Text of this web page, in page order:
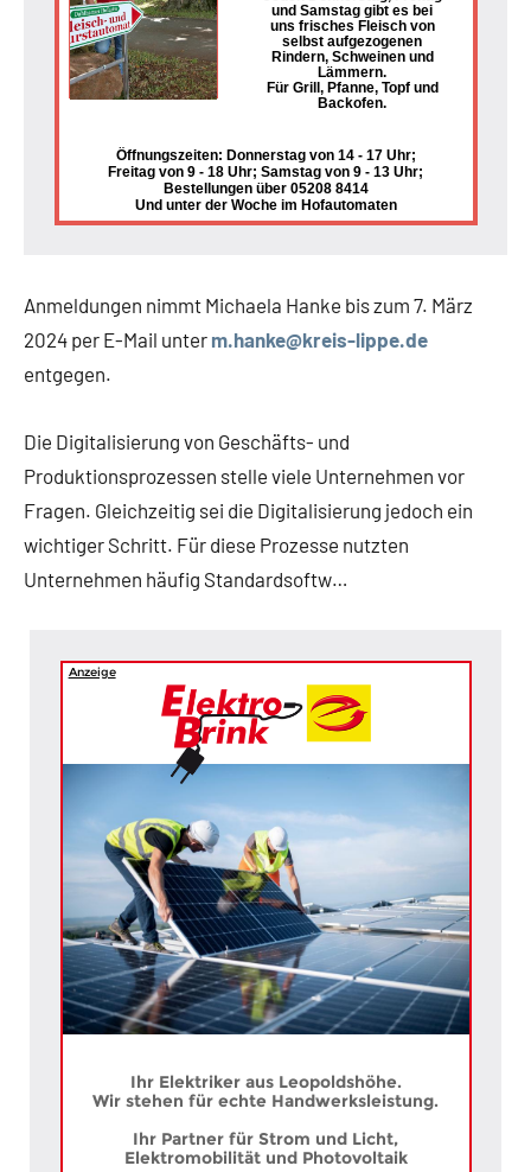
und Samstag gibt es bei
uns frisches Fleisch von
selbst aufgezogenen
Rindern, Schweinen und
Lämmern.
Für Grill, Pfanne, Topf und
Backofen.
Öffnungszeiten: Donnerstag von 14 - 17 Uhr;
Freitag von 9 - 18 Uhr; Samstag von 9 - 13 Uhr;
Bestellungen über 05208 8414
Und unter der Woche im Hofautomaten
Anmeldungen nimmt Michaela Hanke bis zum 7. März
2024 per E-Mail unter m.hanke@kreis-lippe.de
entgegen.
Die Digitalisierung von Geschäfts- und
Produktionsprozessen stelle viele Unternehmen vor
Fragen. Gleichzeitig sei die Digitalisierung jedoch ein
wichtiger Schritt. Für diese Prozesse nutzten
Unternehmen häufig Standardsoftw…
Anzeige
Ihr Elektriker aus Leopoldshöhe.
Wir stehen für echte Handwerksleistung.
Ihr Partner für Strom und Licht,
Elektromobilität und Photovoltaik